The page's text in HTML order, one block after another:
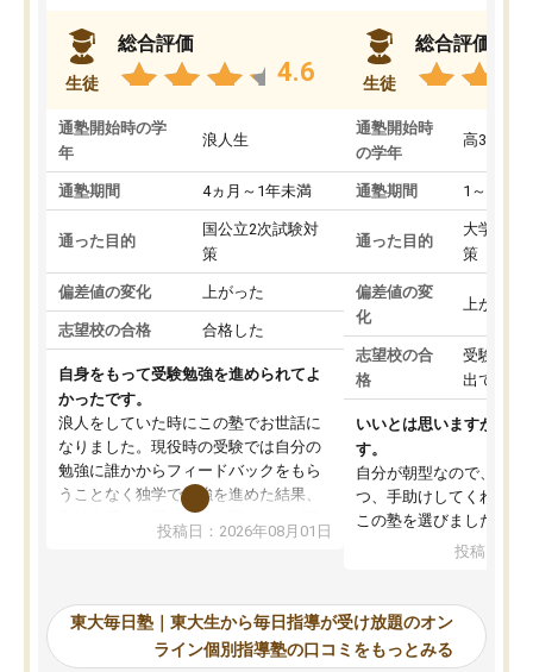
生徒
総合評価
4.6
通塾開始時の学
年
浪人生
通塾期間 4ヵ月～1年未満
通った目的
国公立2次試験対
策
偏差値の変化 上がった
志望校の合格 合格した
自身をもって受験勉強を進められてよ
かったです。
浪人をしていた時にこの塾でお世話に
なりました。現役時の受験では自分の
勉強に誰かからフィードバックをもら
うことなく独学で勉強を進めた結果、
入試本番に地歴の学習が間に合わず不
合格となってしまいました。その経験
東大毎日塾にたどり着きました。学習
の長期計画や日々の勉強のやり方につ
いて客観的なアドバイスをいただけた
投稿日：2026年08月01日
生徒
総合評価
通塾開始時
の学年
高3
通塾期間 1～3ヵ月
通った目的
大学入学
策
偏差値の変
化
上がった
志望校の合
格
受験して
出ていな
いいとは思いますが、料
す。
自分が朝型なので、自習
つ、手助けしてくれる設
この塾を選びました。
投稿日：
東大毎日塾｜東大生から毎日指導が受け放題のオン
ライン個別指導塾の口コミをもっとみる